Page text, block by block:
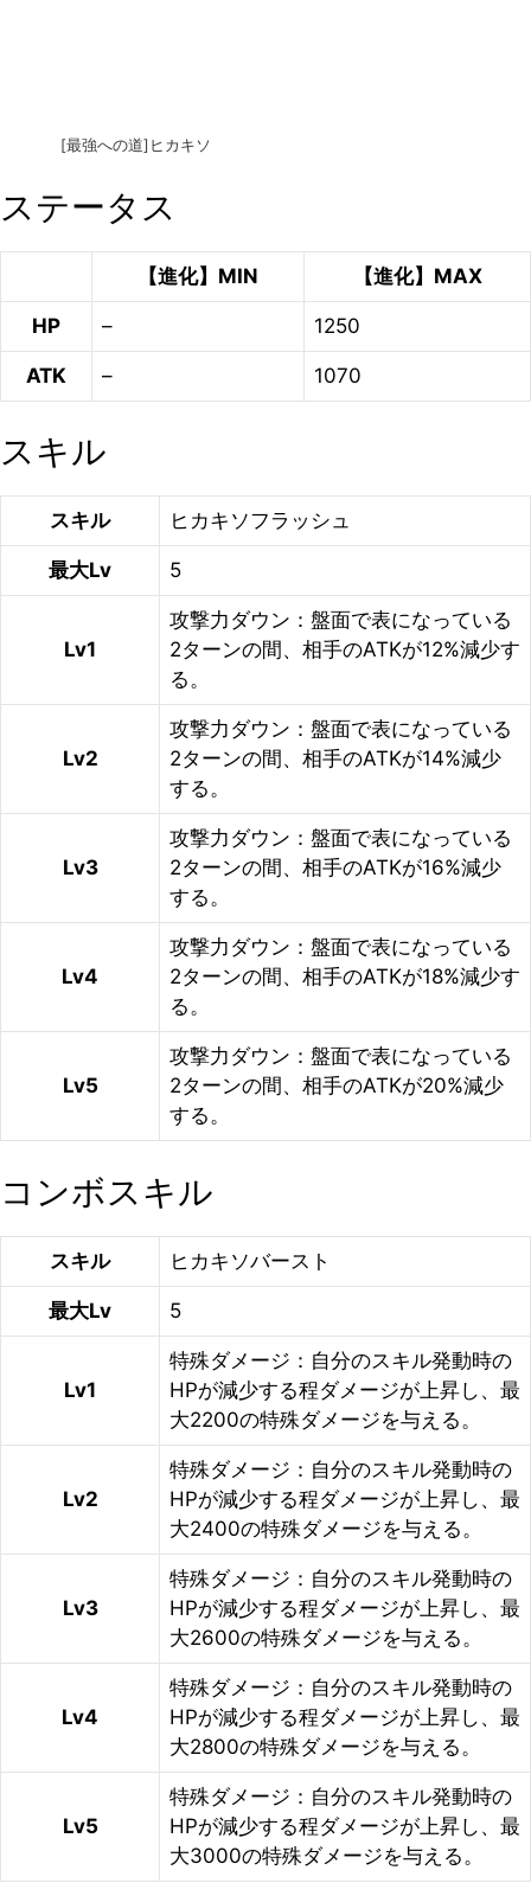
[最強への道]ヒカキソ
ステータス
【進化】MIN 【進化】MAX
HP – 1250
ATK – 1070
スキル
スキル ヒカキソフラッシュ
最大Lv 5
Lv1
攻撃力ダウン：盤面で表になっている
2ターンの間、相手のATKが12%減少す
る。
Lv2
攻撃力ダウン：盤面で表になっている
2ターンの間、相手のATKが14%減少
する。
Lv3
攻撃力ダウン：盤面で表になっている
2ターンの間、相手のATKが16%減少
する。
Lv4
攻撃力ダウン：盤面で表になっている
2ターンの間、相手のATKが18%減少す
る。
Lv5
攻撃力ダウン：盤面で表になっている
2ターンの間、相手のATKが20%減少
する。
コンボスキル
スキル ヒカキソバースト
最大Lv 5
Lv1
特殊ダメージ：自分のスキル発動時の
HPが減少する程ダメージが上昇し、最
大2200の特殊ダメージを与える。
Lv2
特殊ダメージ：自分のスキル発動時の
HPが減少する程ダメージが上昇し、最
大2400の特殊ダメージを与える。
Lv3
特殊ダメージ：自分のスキル発動時の
HPが減少する程ダメージが上昇し、最
大2600の特殊ダメージを与える。
Lv4
特殊ダメージ：自分のスキル発動時の
HPが減少する程ダメージが上昇し、最
大2800の特殊ダメージを与える。
Lv5
特殊ダメージ：自分のスキル発動時の
HPが減少する程ダメージが上昇し、最
大3000の特殊ダメージを与える。